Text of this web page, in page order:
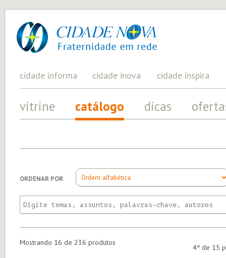
cidade
nova
UM
PROJETO
PELA
FRATERNIDADE
cidade informa cidade inova cidade inspira
vitrine catálogo dicas
ORDENAR POR
Mostrando 16 de 236 produtos
4ª de 15